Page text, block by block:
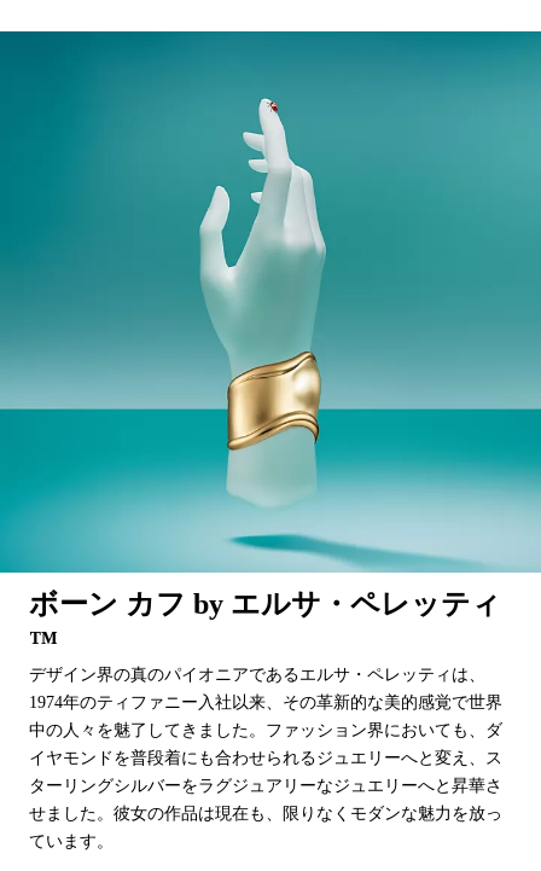
ボーン カフ by エルサ・ペレッティ
™
デザイン界の真のパイオニアであるエルサ・ペレッティは、
1974年のティファニー入社以来、その革新的な美的感覚で世界
中の人々を魅了してきました。ファッション界においても、ダ
イヤモンドを普段着にも合わせられるジュエリーへと変え、ス
ターリングシルバーをラグジュアリーなジュエリーへと昇華さ
せました。彼女の作品は現在も、限りなくモダンな魅力を放っ
ています。